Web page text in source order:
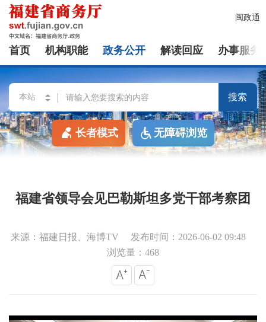
闽政通
首页 机构职能 政务公开 解读回应 办事服务
搜索
长者模式 无障碍浏览
福建省领导会见巴勒斯坦多党干部考察团
来源：福建日报、海博TV
发布时间：2026-06-02 09:48
浏览量：468